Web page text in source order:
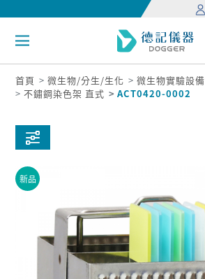
首頁 微生物/分生/生化 微生物實驗設備
不鏽鋼染色架 直式
ACT0420-0002
新品